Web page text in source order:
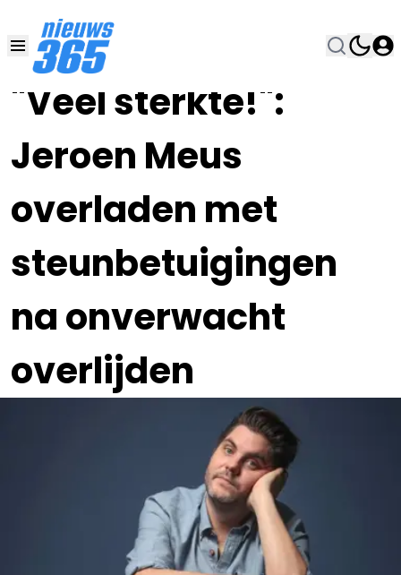
"Veel sterkte!":
Jeroen Meus
overladen met
steunbetuigingen
na onverwacht
overlijden
31 OKT 2023, 16:00